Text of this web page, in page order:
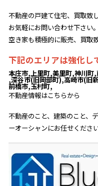
不動産の戸建て住宅、買取致
お気軽にお問い合わせ下さい。
空き家も積極的に販売、買取
下記のエリアは強化し
本庄市,上里町,美里町,神川町
,深谷市(旧岡部町),高崎市(旧
前橋市,玉村町,
不動産情報はこちらから
不動産のこと、建築のこと、
ーオーシャンにお任せください